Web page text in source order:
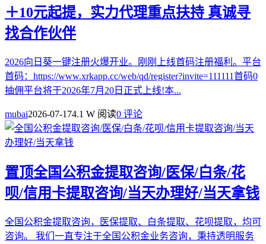
＋10元起提，实力代理重点扶持 真诚寻
找合作伙伴
2026向日葵一键注册火爆开业。刚刚上线首码注册福利。平台
首码：https://www.xrkapp.cc/web/qd/register?invite=111111首码0
抽佣平台将于2026年7月20日正式上线!本...
mubai2026-07-174.1 W 阅读0 评论
置顶全国公积金提取咨询/医保/白条/花
呗/信用卡提取咨询/当天办理好/当天拿钱
全国公积金提取咨询，医保提取、白条提取、花呗提取，均可
咨询。 我们一直专注于全国公积金业务咨询，秉持透明服务